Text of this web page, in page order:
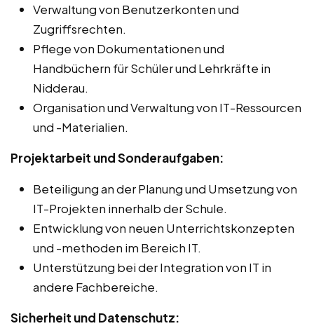
Verwaltung von Benutzerkonten und
Zugriffsrechten.
Pflege von Dokumentationen und
Handbüchern für Schüler und Lehrkräfte in
Nidderau.
Organisation und Verwaltung von IT-Ressourcen
und -Materialien.
Projektarbeit und Sonderaufgaben:
Beteiligung an der Planung und Umsetzung von
IT-Projekten innerhalb der Schule.
Entwicklung von neuen Unterrichtskonzepten
und -methoden im Bereich IT.
Unterstützung bei der Integration von IT in
andere Fachbereiche.
Sicherheit und Datenschutz: